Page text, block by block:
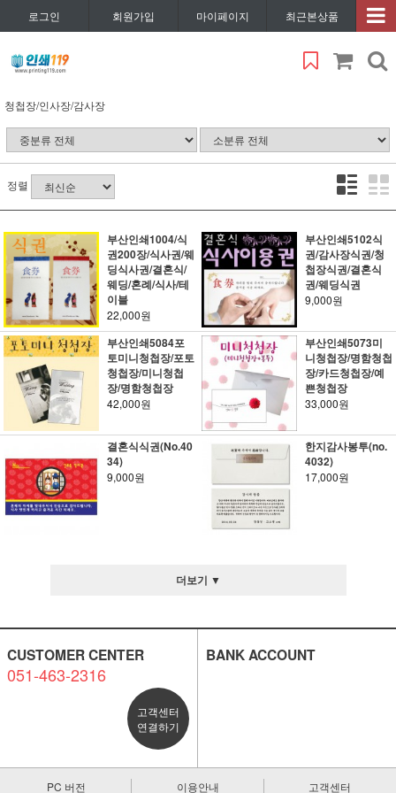
로그인 회원가입 마이페이지 최근본상품
청첩장/인사장/감사장
정렬
부산인쇄1004/식
권200장/식사권/웨
딩식사권/결혼식/
웨딩/혼례/식사/테
이블
22,000원
부산인쇄5102식
권/감사장식권/청
첩장식권/결혼식
권/웨딩식권
9,000원
부산인쇄5084포
토미니청첩장/포토
청첩장/미니청첩
장/명함청첩장
42,000원
부산인쇄5073미
니청첩장/명함청첩
장/카드청첩장/예
쁜청첩장
33,000원
결혼식식권(No.40
34)
9,000원
한지감사봉투(no.
4032)
17,000원
더보기 ▼
CUSTOMER CENTER
051-463-2316
고객센터
연결하기
BANK ACCOUNT
PC 버전 이용안내 고객센터